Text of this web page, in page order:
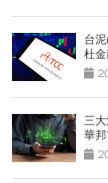
台
杜
三
華
坑